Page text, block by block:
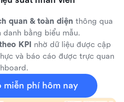
quan & toàn diện thông qua
bằng biểu mẫu.
KPI nhờ dữ liệu được cập
và báo cáo được trực quan
miễn phí hôm nay